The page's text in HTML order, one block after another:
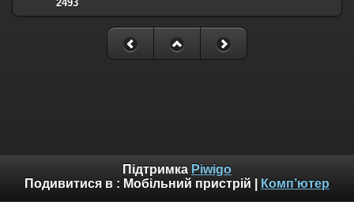
2493
Підтримка Piwigo
Подивитися в : Мобільний пристрій Комп’ютер